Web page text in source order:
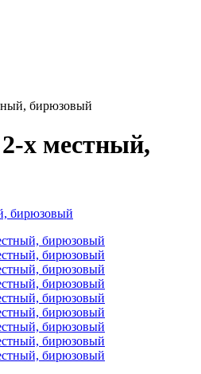
бирюзовый
х местный,